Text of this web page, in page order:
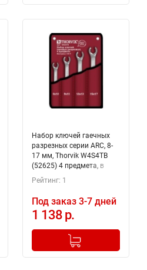
Набор ключей гаечных
разрезных серии ARC, 8-
17 мм, Thorvik W4S4TB
(52625) 4 предмета, в
сумке
Рейтинг: 1
Под заказ 3-7 дней
1 138 р.
+
Добавлено в корзину